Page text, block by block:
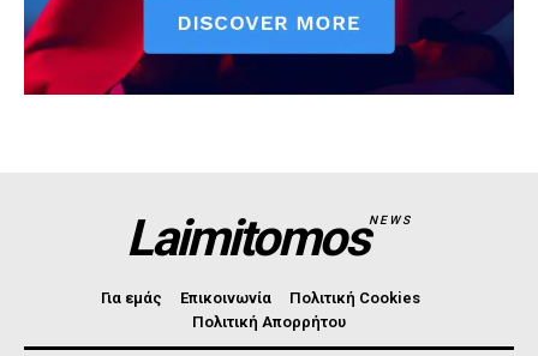
LaimitomosNEWS
Για εμάς Επικοινωνία
Πολιτική Cookies
Πολιτική Απορρήτου